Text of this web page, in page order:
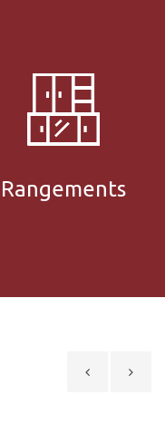
Rangements